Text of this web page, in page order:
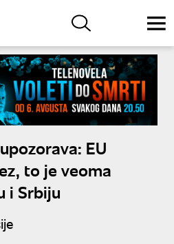
EU
to je veoma
i Srbiju